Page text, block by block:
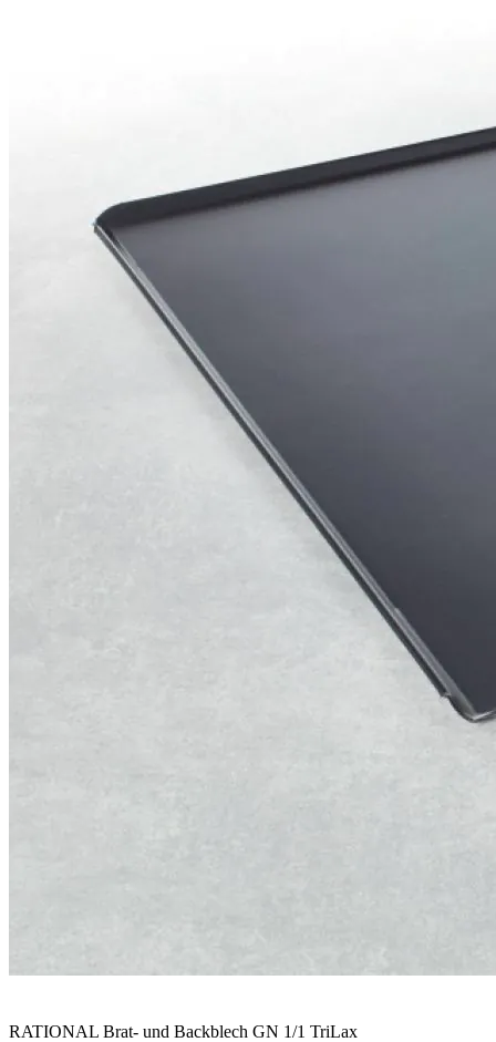
RATIONAL Brat- und Backblech GN 1/1 TriLax